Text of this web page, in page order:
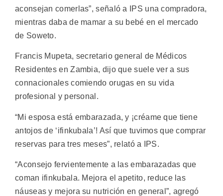
aconsejan comerlas”, señaló a IPS una compradora,
mientras daba de mamar a su bebé en el mercado
de Soweto.
Francis Mupeta, secretario general de Médicos
Residentes en Zambia, dijo que suele ver a sus
connacionales comiendo orugas en su vida
profesional y personal.
“Mi esposa está embarazada, y ¡créame que tiene
antojos de ‘ifinkubala’! Así que tuvimos que comprar
reservas para tres meses”, relató a IPS.
“Aconsejo fervientemente a las embarazadas que
coman ifinkubala. Mejora el apetito, reduce las
náuseas y mejora su nutrición en general”, agregó